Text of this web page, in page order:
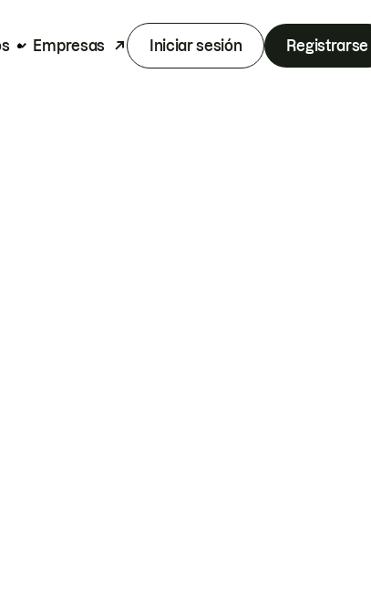
Empresas Iniciar sesión Registrarse